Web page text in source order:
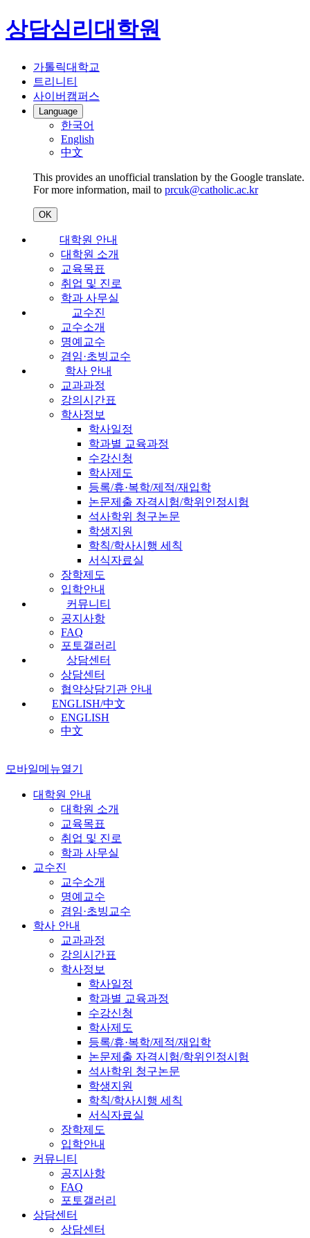
상담심리대학원
가톨릭대학교
트리니티
사이버캠퍼스
Language
한국어
English
中文
This provides an unofficial translation by the Google translate.
For more information, mail to prcuk@catholic.ac.kr
OK
대학원 안내
대학원 소개
교육목표
취업 및 진로
학과 사무실
교수진
교수소개
명예교수
겸임·초빙교수
학사 안내
교과과정
강의시간표
학사정보
학사일정
학과별 교육과정
수강신청
학사제도
등록/휴·복학/제적/재입학
논문제출 자격시험/학위인정시험
석사학위 청구논문
학생지원
학칙/학사시행 세칙
서식자료실
장학제도
입학안내
커뮤니티
공지사항
FAQ
포토갤러리
상담센터
상담센터
협약상담기관 안내
ENGLISH/中文
ENGLISH
中文
모바일메뉴열기
대학원 안내
대학원 소개
교육목표
취업 및 진로
학과 사무실
교수진
교수소개
명예교수
겸임·초빙교수
학사 안내
교과과정
강의시간표
학사정보
학사일정
학과별 교육과정
수강신청
학사제도
등록/휴·복학/제적/재입학
논문제출 자격시험/학위인정시험
석사학위 청구논문
학생지원
학칙/학사시행 세칙
서식자료실
장학제도
입학안내
커뮤니티
공지사항
FAQ
포토갤러리
상담센터
상담센터